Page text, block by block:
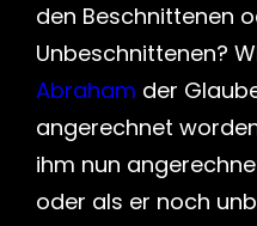
den Beschnittenen
Unbeschnittenen?
Abraham der
angerechnet
ihm nun
oder als er noch